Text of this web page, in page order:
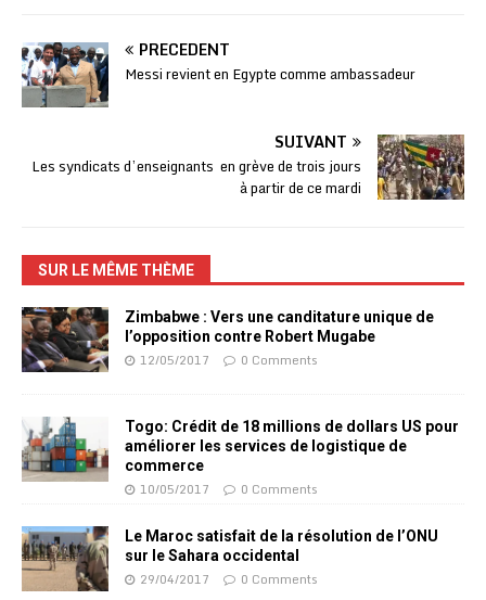
PRÉCÉDENT
Messi revient en Egypte comme ambassadeur
SUIVANT
Les syndicats d’enseignants en grève de trois jours
à partir de ce mardi
SUR LE MÊME THÈME
Zimbabwe : Vers une canditature unique de
l’opposition contre Robert Mugabe
12/05/2017 0 Comments
Togo: Crédit de 18 millions de dollars US pour
améliorer les services de logistique de
commerce
10/05/2017 0 Comments
Le Maroc satisfait de la résolution de l’ONU
sur le Sahara occidental
29/04/2017 0 Comments